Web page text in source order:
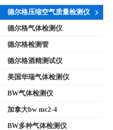
德尔格压缩空气质量检测仪
德尔格气体检测仪
德尔格检测管
德尔格酒精测试仪
美国华瑞气体检测仪
BW气体检测仪
加拿大bw mc2-4
BW多种气体检测仪